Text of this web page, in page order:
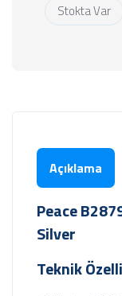
Stokta Var
Açıklama
Peace
Silver
Teknik